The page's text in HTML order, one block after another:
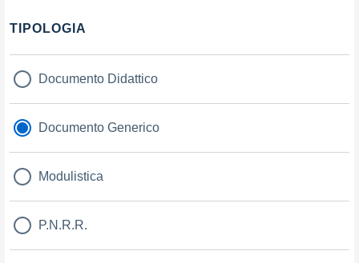
TIPOLOGIA
Documento Didattico
Documento Generico
Modulistica
P.N.R.R.